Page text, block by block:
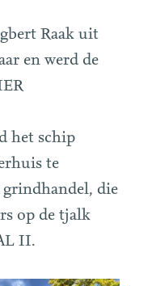
Raak uit
en werd de
het schip
te
grindhandel, die
op de tjalk
II.